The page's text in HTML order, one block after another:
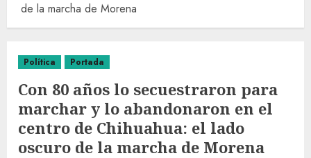
de la marcha de Morena
Política Portada
Con 80 años lo secuestraron para
marchar y lo abandonaron en el
centro de Chihuahua: el lado
oscuro de la marcha de Morena